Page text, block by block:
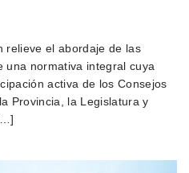
relieve el abordaje de las
una normativa integral cuya
activa de los Consejos
Provincia, la Legislatura y